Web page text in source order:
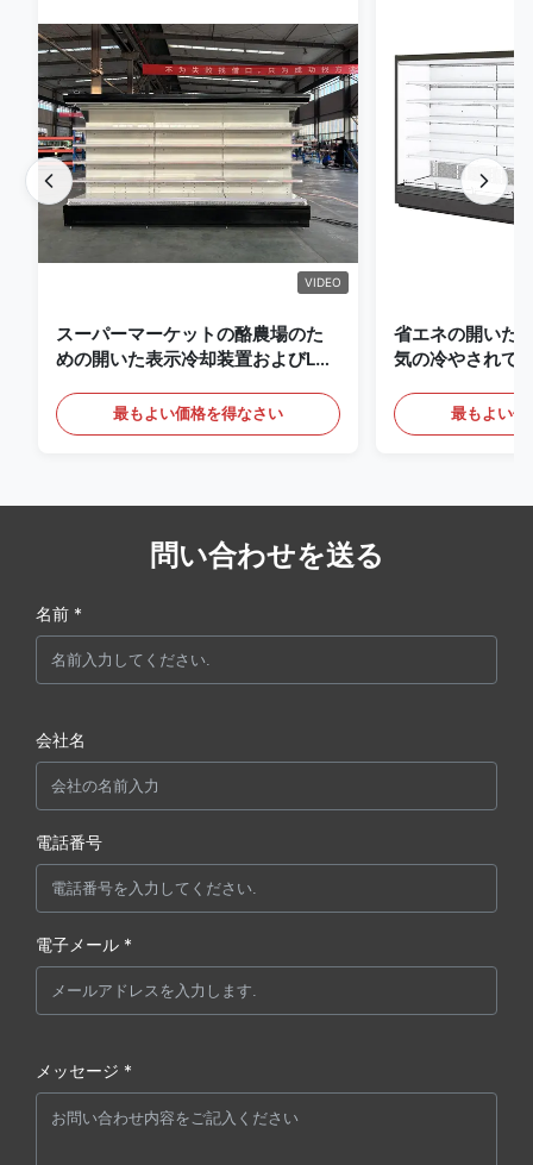
VIDEO
スーパーマーケットの酪農場のた
めの開いた表示冷却装置およびLED
最もよい価格を得なさい
省エネの開いた
気の冷やされて
最もよい価
問い合わせを送る
名前 *
会社名
電話番号
電子メール *
メッセージ *